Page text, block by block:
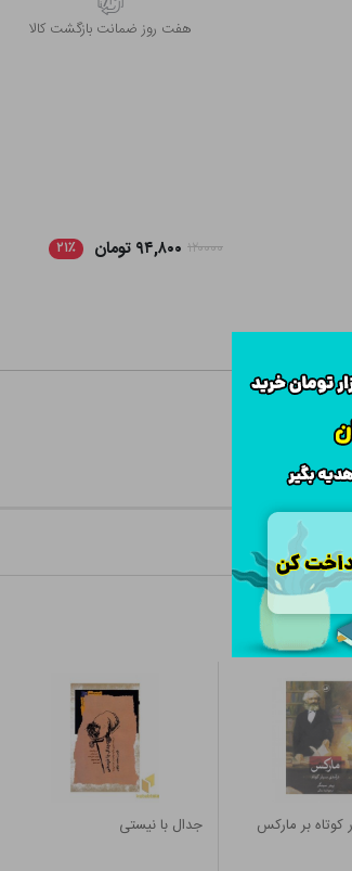
هفت روز ضمانت بازگشت کالا
۱۲۰۰۰۰ ۹۴,۸۰۰ تومان ۲۱٪
کوتاه بر مارکس جدال با نیستی